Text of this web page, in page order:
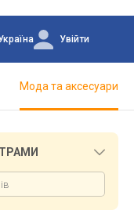
Увійти
Мода та аксесуари